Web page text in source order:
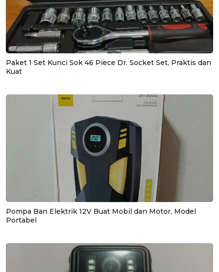
Paket 1 Set Kunci Sok 46 Piece Dr. Socket Set, Praktis dan
Kuat
Pompa Ban Elektrik 12V Buat Mobil dan Motor, Model
Portabel